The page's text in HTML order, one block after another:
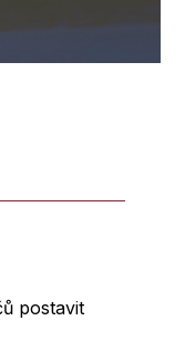
postavit